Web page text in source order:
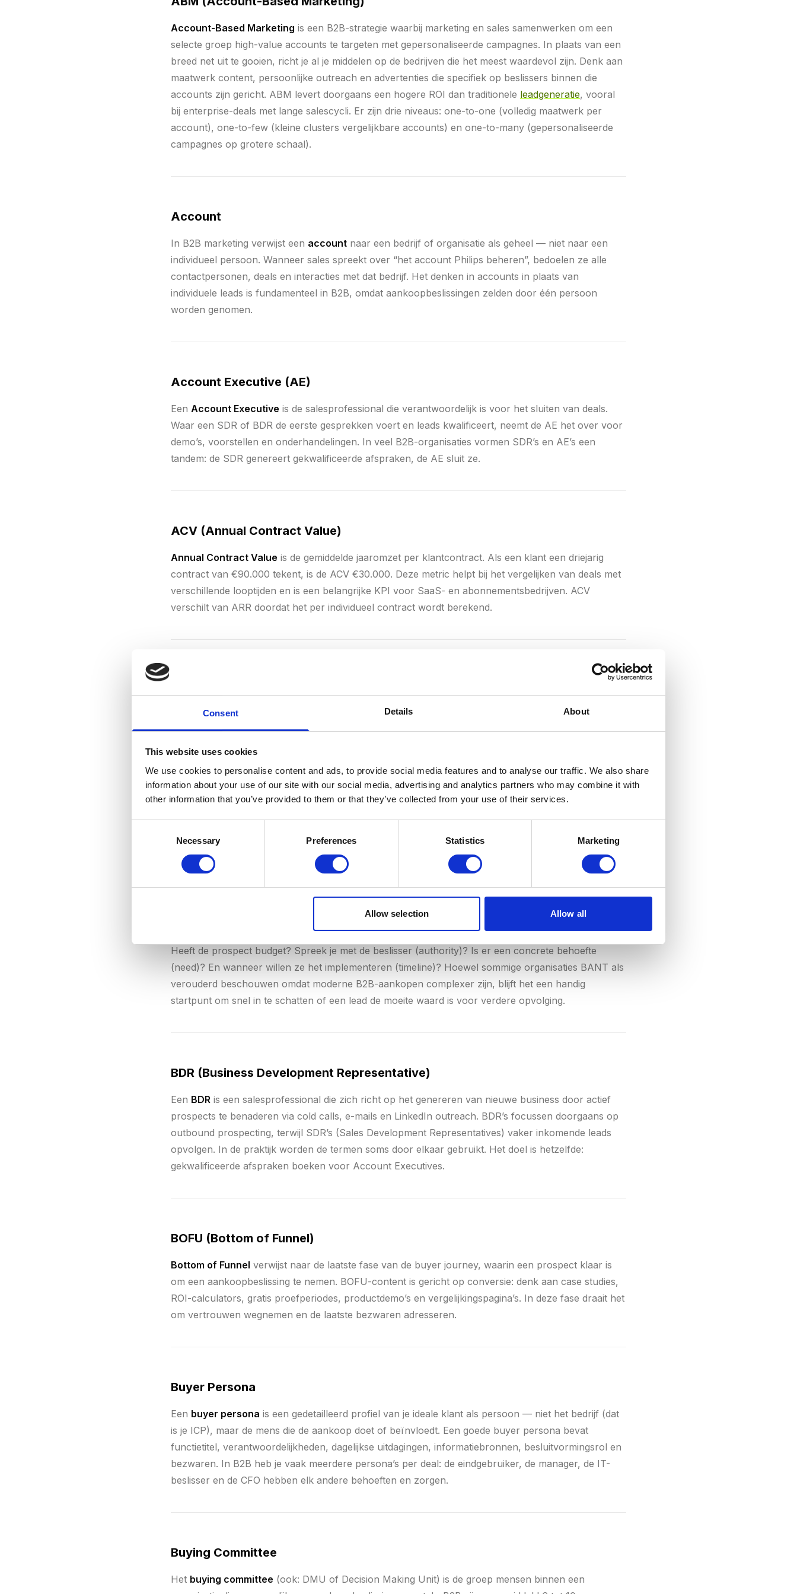
Consent Details About
This website uses cookies
We use cookies to personalise content and ads, to provide social media features and to analyse our traffic. We also share
information about your use of our site with our social media, advertising and analytics partners who may combine it with
other information that you’ve provided to them or that they’ve collected from your use of their services.
Necessary Preferences Statistics Marketing
Allow selection Allow all
Account-Based Marketing is een B2B-strategie waarbij marketing en sales samenwerken om een
selecte groep high-value accounts te targeten met gepersonaliseerde campagnes. In plaats van een
breed net uit te gooien, richt je al je middelen op de bedrijven die het meest waardevol zijn. Denk aan
maatwerk content, persoonlijke outreach en advertenties die specifiek op beslissers binnen die
accounts zijn gericht. ABM levert doorgaans een hogere ROI dan traditionele leadgeneratie, vooral
bij enterprise-deals met lange salescycli. Er zijn drie niveaus: one-to-one (volledig maatwerk per
account), one-to-few (kleine clusters vergelijkbare accounts) en one-to-many (gepersonaliseerde
campagnes op grotere schaal).
Account
In B2B marketing verwijst een account naar een bedrijf of organisatie als geheel — niet naar een
individueel persoon. Wanneer sales spreekt over “het account Philips beheren”, bedoelen ze alle
contactpersonen, deals en interacties met dat bedrijf. Het denken in accounts in plaats van
individuele leads is fundamenteel in B2B, omdat aankoopbeslissingen zelden door één persoon
worden genomen.
Account Executive (AE)
Een Account Executive is de salesprofessional die verantwoordelijk is voor het sluiten van deals.
Waar een SDR of BDR de eerste gesprekken voert en leads kwalificeert, neemt de AE het over voor
demo’s, voorstellen en onderhandelingen. In veel B2B-organisaties vormen SDR’s en AE’s een
tandem: de SDR genereert gekwalificeerde afspraken, de AE sluit ze.
ACV (Annual Contract Value)
Annual Contract Value is de gemiddelde jaaromzet per klantcontract. Als een klant een driejarig
contract van €90.000 tekent, is de ACV €30.000. Deze metric helpt bij het vergelijken van deals met
verschillende looptijden en is een belangrijke KPI voor SaaS- en abonnementsbedrijven. ACV
verschilt van ARR doordat het per individueel contract wordt berekend.
is de totale jaarlijkse terugkerende omzet van alle actieve abonnementen
investeerders vaak belangrijker dan eenmalige omzet.
B
staat voor Budget, Authority, Need, Timeline — een klassiek kwalificatiemodel voor B2B leads.
Heeft de prospect budget? Spreek je met de beslisser (authority)? Is er een concrete behoefte
(need)? En wanneer willen ze het implementeren (timeline)? Hoewel sommige organisaties BANT als
verouderd beschouwen omdat moderne B2B-aankopen complexer zijn, blijft het een handig
startpunt om snel in te schatten of een lead de moeite waard is voor verdere opvolging.
BDR (Business Development Representative)
Een BDR is een salesprofessional die zich richt op het genereren van nieuwe business door actief
prospects te benaderen via cold calls, e-mails en LinkedIn outreach. BDR’s focussen doorgaans op
outbound prospecting, terwijl SDR’s (Sales Development Representatives) vaker inkomende leads
opvolgen. In de praktijk worden de termen soms door elkaar gebruikt. Het doel is hetzelfde:
gekwalificeerde afspraken boeken voor Account Executives.
BOFU (Bottom of Funnel)
Bottom of Funnel verwijst naar de laatste fase van de buyer journey, waarin een prospect klaar is
om een aankoopbeslissing te nemen. BOFU-content is gericht op conversie: denk aan case studies,
ROI-calculators, gratis proefperiodes, productdemo’s en vergelijkingspagina’s. In deze fase draait het
om vertrouwen wegnemen en de laatste bezwaren adresseren.
Buyer Persona
Een buyer persona is een gedetailleerd profiel van je ideale klant als persoon — niet het bedrijf (dat
is je ICP), maar de mens die de aankoop doet of beïnvloedt. Een goede buyer persona bevat
functietitel, verantwoordelijkheden, dagelijkse uitdagingen, informatiebronnen, besluitvormingsrol en
bezwaren. In B2B heb je vaak meerdere persona’s per deal: de eindgebruiker, de manager, de IT-
beslisser en de CFO hebben elk andere behoeften en zorgen.
Buying Committee
Het buying committee (ook: DMU of Decision Making Unit) is de groep mensen binnen een